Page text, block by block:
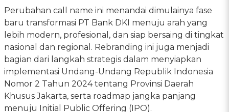
Perubahan call name ini menandai dimulainya fase
baru transformasi PT Bank DKI menuju arah yang
lebih modern, profesional, dan siap bersaing di tingkat
nasional dan regional. Rebranding ini juga menjadi
bagian dari langkah strategis dalam menyiapkan
implementasi Undang-Undang Republik Indonesia
Nomor 2 Tahun 2024 tentang Provinsi Daerah
Khusus Jakarta, serta roadmap jangka panjang
menuju Initial Public Offering (IPO).